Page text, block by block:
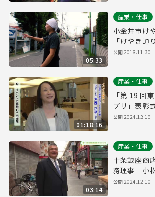
05:33
産業・仕事
小金井市け
「けやき通
公開2018.11.30
01:18:16
産業・仕事
「第 19 回
プリ」表彰
公開2024.12.10
03:14
産業・仕事
十条銀座商
務理事 小
公開2024.12.10